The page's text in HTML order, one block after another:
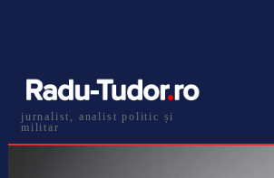
jurnalist, analist politic și
militar